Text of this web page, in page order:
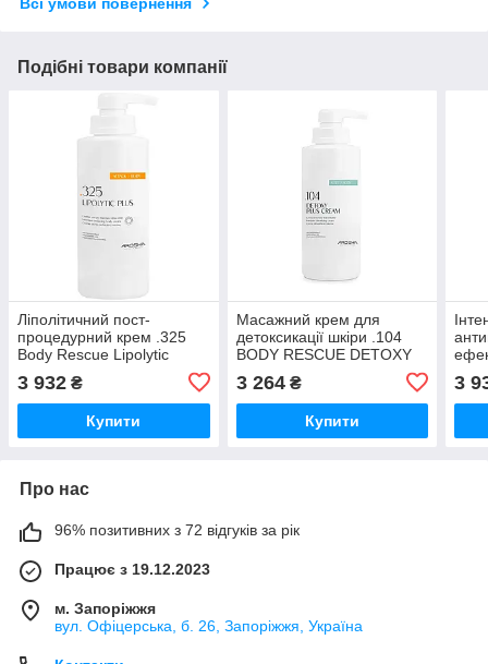
Всі умови повернення
Подібні товари компанії
Ліполітичний пост-
процедурний крем .325
Body Rescue Lipolytic
3 932 ₴
Купити
Масажний крем для
детоксикації шкіри .104
BODY RESCUE DETOXY
500 мл
3 264₴
Купити
200
3
Про нас
96% позитивних з 72 відгуків за рік
Працює з 19.12.2023
м. Запоріжжя
вул. Офіцерська, б. 26, Запоріжжя, Україна